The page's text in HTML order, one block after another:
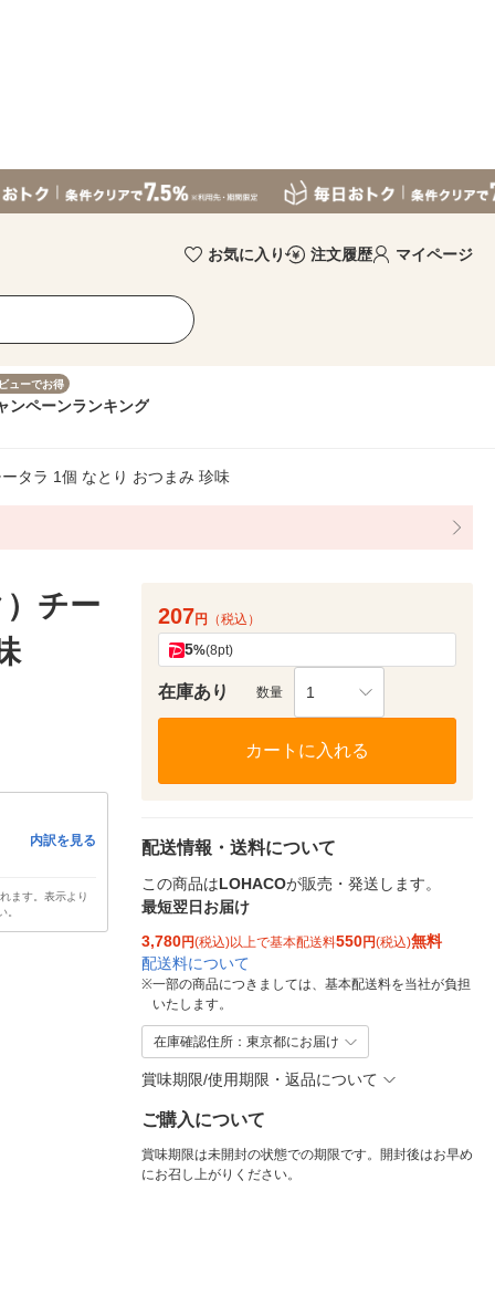
お気に入り 注文履歴 マイページ
ューでお得
ンペーンランキング
タラ 1個 なとり おつまみ 珍味
チー
内訳を見る
ます。表示より
。
207円 （税込）
5%(8pt)
在庫あり 数量 1
カートに入れる
配送情報・送料について
この商品はLOHACOが販売・発送します。
最短翌日お届け
3,780円(税込)以上で基本配送料550円(税込)無料
配送料について
※一部の商品につきましては、基本配送料を当社が負担
いたします。
在庫確認住所：東京都にお届け
賞味期限/使用期限・返品について
ご購入について
賞味期限は未開封の状態での期限です。開封後はお早め
にお召し上がりください。